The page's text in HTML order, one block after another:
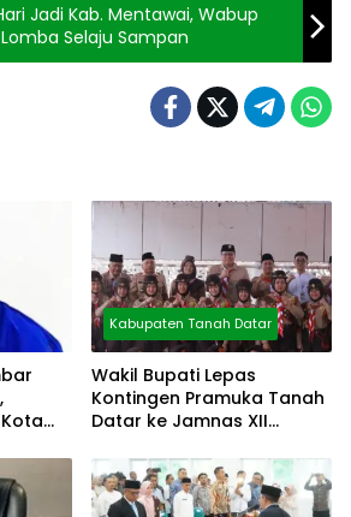
Jadi Kab. Mentawai, Wabup
Lomba Selaju Sampan
Kabupaten Tanah Datar
Wakil Bupati Lepas
Kontingen Pramuka Tanah
Datar ke Jamnas XII